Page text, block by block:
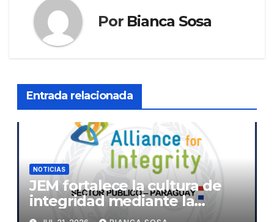
Por Bianca Sosa
Entrada relacionada
NOTICIAS
JEM fortalece la cultura de
integridad mediante la
implementación de la